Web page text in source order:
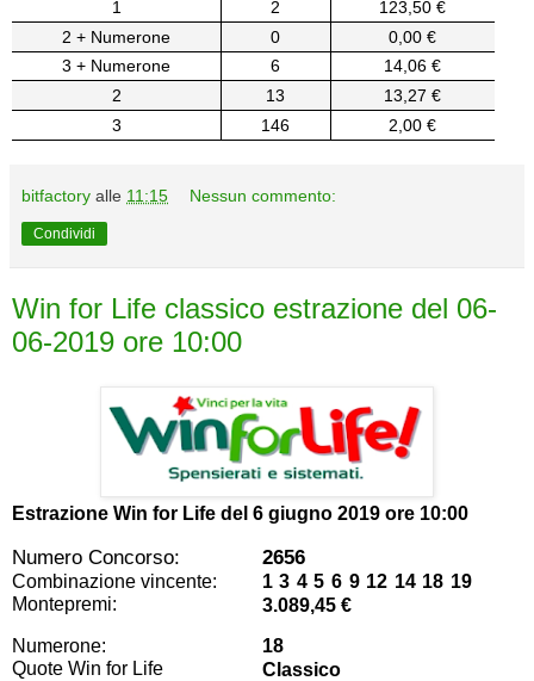
1
2
123,50 €
2 + Numerone
0
0,00 €
3 + Numerone
6
14,06 €
2
13
13,27 €
3
146 2,00 €
bitfactory alle 11:15 Nessun commento:
Condividi
Win for Life classico estrazione del 06-
06-2019 ore 10:00
Estrazione Win for Life del 6 giugno 2019 ore 10:00
Numero Concorso: 2656
Combinazione vincente:
1 3 4 5 6 9 12 14 18 19
Montepremi:
3.089,45 €
Numerone:
18
Quote Win for Life
Classico